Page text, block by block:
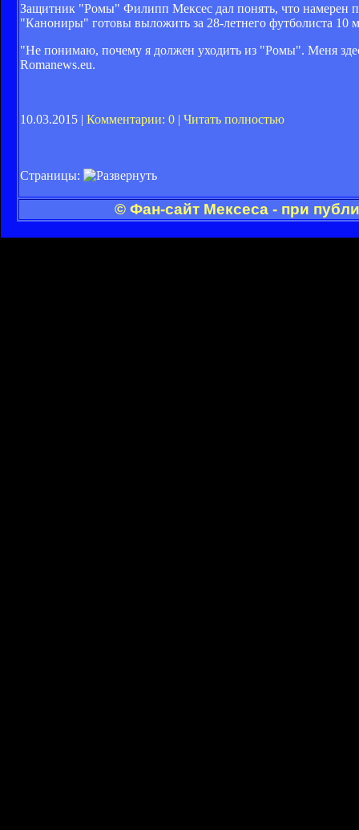
Защитник "Ромы" Филипп Мексес дал понять, что намерен
"Канониры" готовы выложить за 28-летнего футболиста 10
"Не понимаю, почему я должен уходить из "Ромы". Меня
Romanews.eu.
10.03.2015 | Комментарии: 0 | Читать полностью
Страницы:
© Фан-сайт Мексеса - при